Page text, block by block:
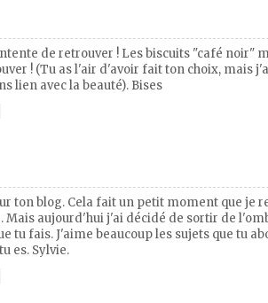
de retrouver ! Les biscuits "café noir"
! (Tu as l'air d'avoir fait ton choix, mais
lien avec la beauté). Bises
ton blog. Cela fait un petit moment que je
Mais aujourd'hui j'ai décidé de sortir de
tu fais. J'aime beaucoup les sujets que tu
es. Sylvie.